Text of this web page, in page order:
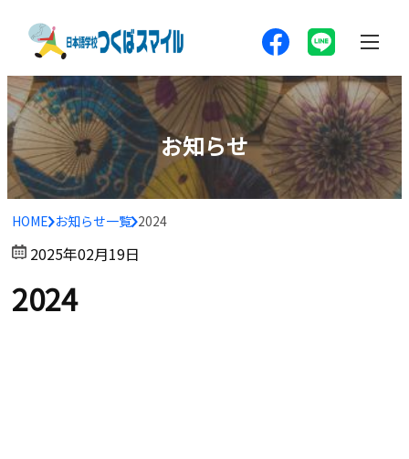
お知らせ
HOME お知らせ一覧 2024
2025年02月19日
2024